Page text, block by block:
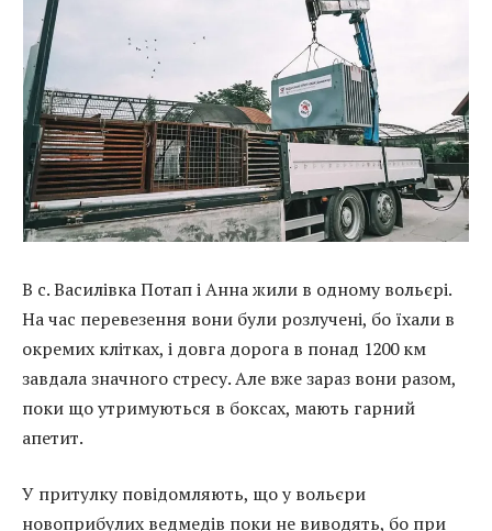
В с. Василівка Потап і Анна жили в одному вольєрі.
На час перевезення вони були розлучені, бо їхали в
окремих клітках, і довга дорога в понад 1200 км
завдала значного стресу. Але вже зараз вони разом,
поки що утримуються в боксах, мають гарний
апетит.
У притулку повідомляють, що у вольєри
новоприбулих ведмедів поки не виводять, бо при